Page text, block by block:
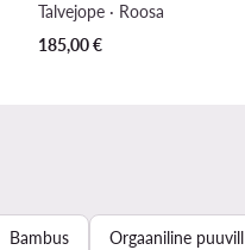
Talvejope · Roosa
185,00€
Bambus Orgaaniline puuvill